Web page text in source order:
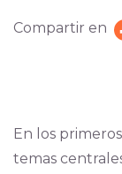
Compartir en
En los
temas